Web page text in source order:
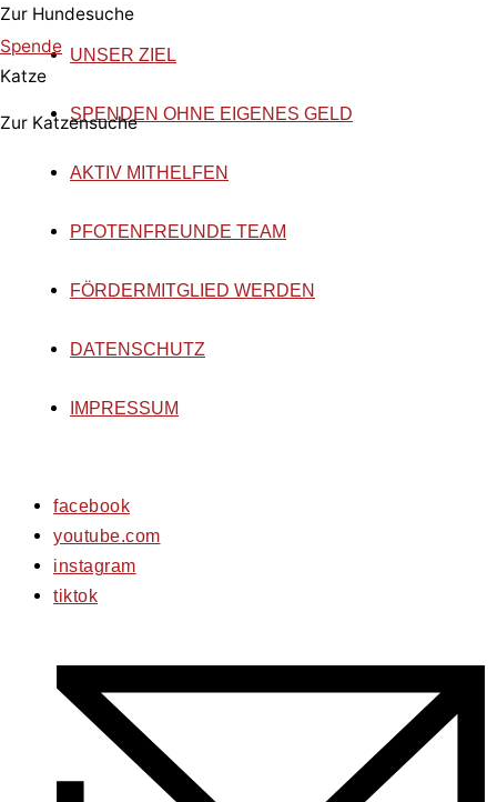
Zur Hundesuche
Spende
Katze
Zur Katzensuche
UNSER ZIEL
SPENDEN OHNE EIGENES GELD
AKTIV MITHELFEN
PFOTENFREUNDE TEAM
FÖRDERMITGLIED WERDEN
DATENSCHUTZ
IMPRESSUM
facebook
youtube.com
instagram
tiktok